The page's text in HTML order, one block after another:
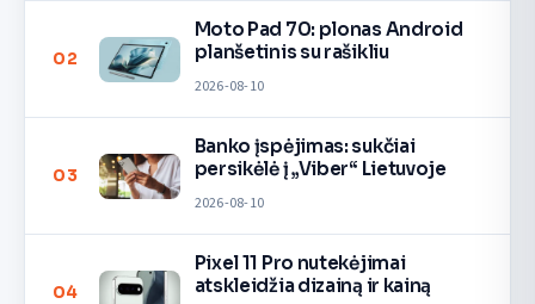
02
Moto Pad 70: plonas Android
planšetinis su rašikliu
2026-08-10
03
Banko įspėjimas: sukčiai
persikėlė į „Viber“ Lietuvoje
2026-08-10
04
Pixel 11 Pro nutekėjimai
atskleidžia dizainą ir kainą